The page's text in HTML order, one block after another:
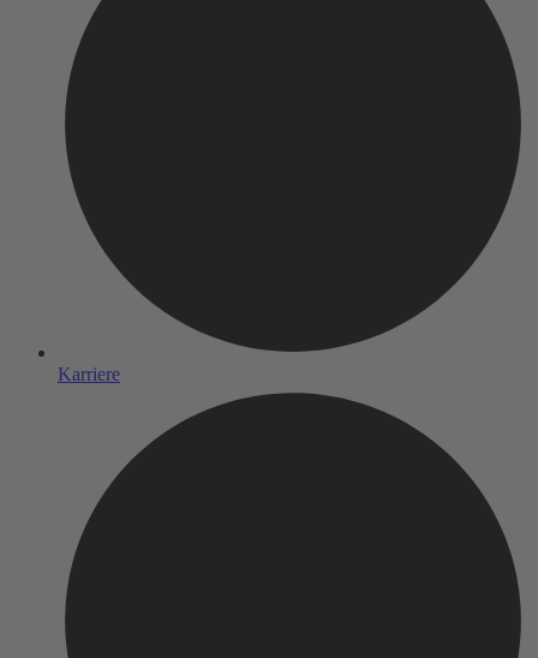
Karriere